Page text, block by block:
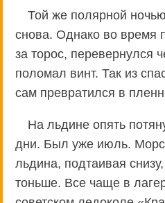
Той же полярной
снова. Однако во время
за торос, перевернулся
поломал винт. Так из
сам превратился в
На льдине опять
дни. Был уже июль.
льдина, подтаивая
тоньше. Все чаще в